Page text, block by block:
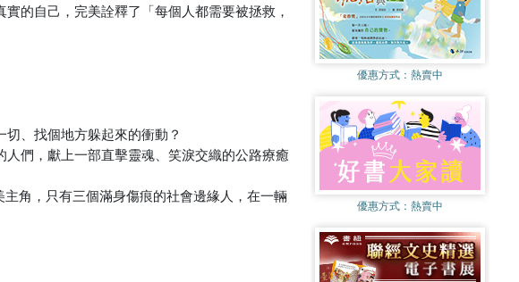
的自己，完美詮釋了「每個人都需要被拯救，
、找個地方躲起來的衝動？
們，獻上一部直擊靈魂、笑淚交織的公路療癒
角，只有三個滿身傷痕的社會邊緣人，在一輛
優惠方式： 熱賣中
優惠方式： 熱賣中